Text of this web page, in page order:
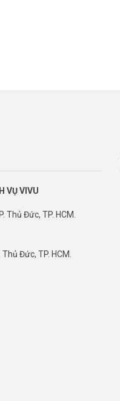
VỤ VIVU
Thủ Đức, TP. HCM.
Đức, TP. HCM.